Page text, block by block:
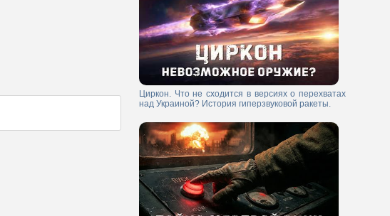
Циркон. Что не сходится в версиях о перехватах
над Украиной? История гиперзвуковой ракеты.